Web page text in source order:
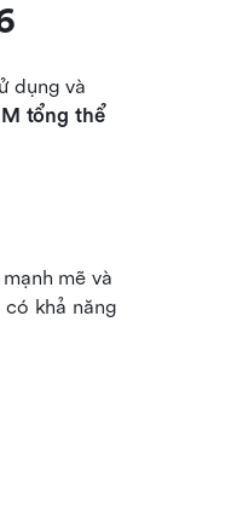
dụng và
tổng thể
mẽ và
khả năng